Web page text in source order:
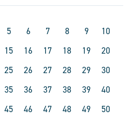
5 6 7 8 9
10
15 16 17 18 19
20
25 26 27 28 29
30
35 36 37 38 39
40
45 46 47 48 49
50